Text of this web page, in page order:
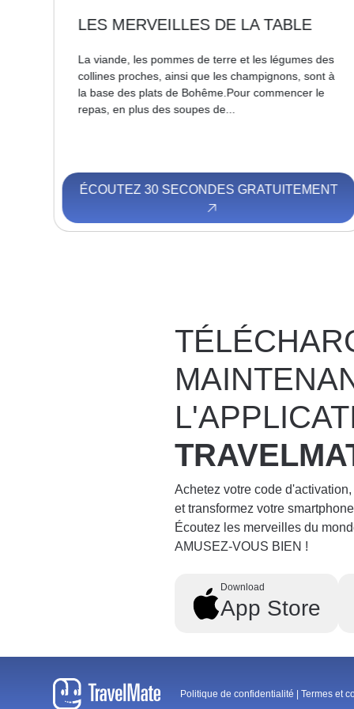
LES MERVEILLES DE LA TABLE
La viande, les pommes de terre et les légumes des
collines proches, ainsi que les champignons, sont à
la base des plats de Bohême.Pour commencer le
repas, en plus des soupes de...
ÉCOUTEZ 30 SECONDES GRATUITEMENT
Achetez votre code
et transformez votre
Écoutez les merveilles du
AMUSEZ-VOUS BIEN !
Download
App Store
Politique de confidentialité Termes et